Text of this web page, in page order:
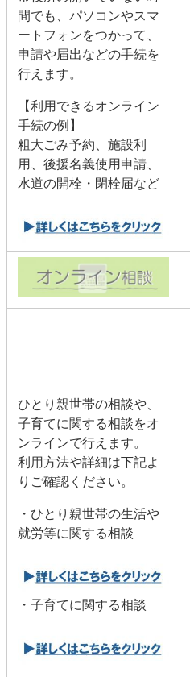
間でも、パソコンやスマ
ートフォンをつかって、
申請や届出などの手続を
行えます。
【利用できるオンライン
手続の例】
粗大ごみ予約、施設利
用、後援名義使用申請、
水道の開栓・閉栓届​など
ひとり親世帯の相談や、
子育てに関する相談をオ
ンラインで行えます。
利用方法や詳細は下記よ
りご確認ください。
・ひとり親世帯の生活や
就労等に関する相談
・子育てに関する相談